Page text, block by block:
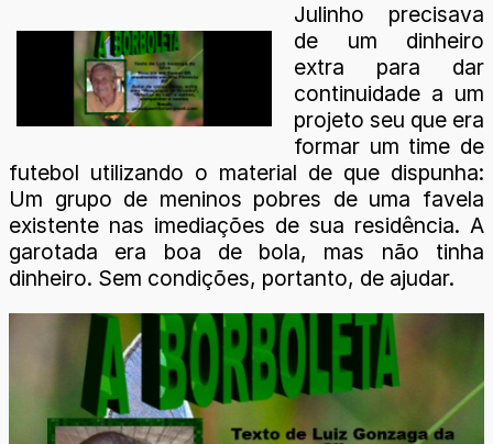
Julinho precisava
de um dinheiro
extra para dar
continuidade a um
projeto seu que era
formar um time de
futebol utilizando o material de que dispunha:
Um grupo de meninos pobres de uma favela
existente nas imediações de sua residência. A
garotada era boa de bola, mas não tinha
dinheiro. Sem condições, portanto, de ajudar.